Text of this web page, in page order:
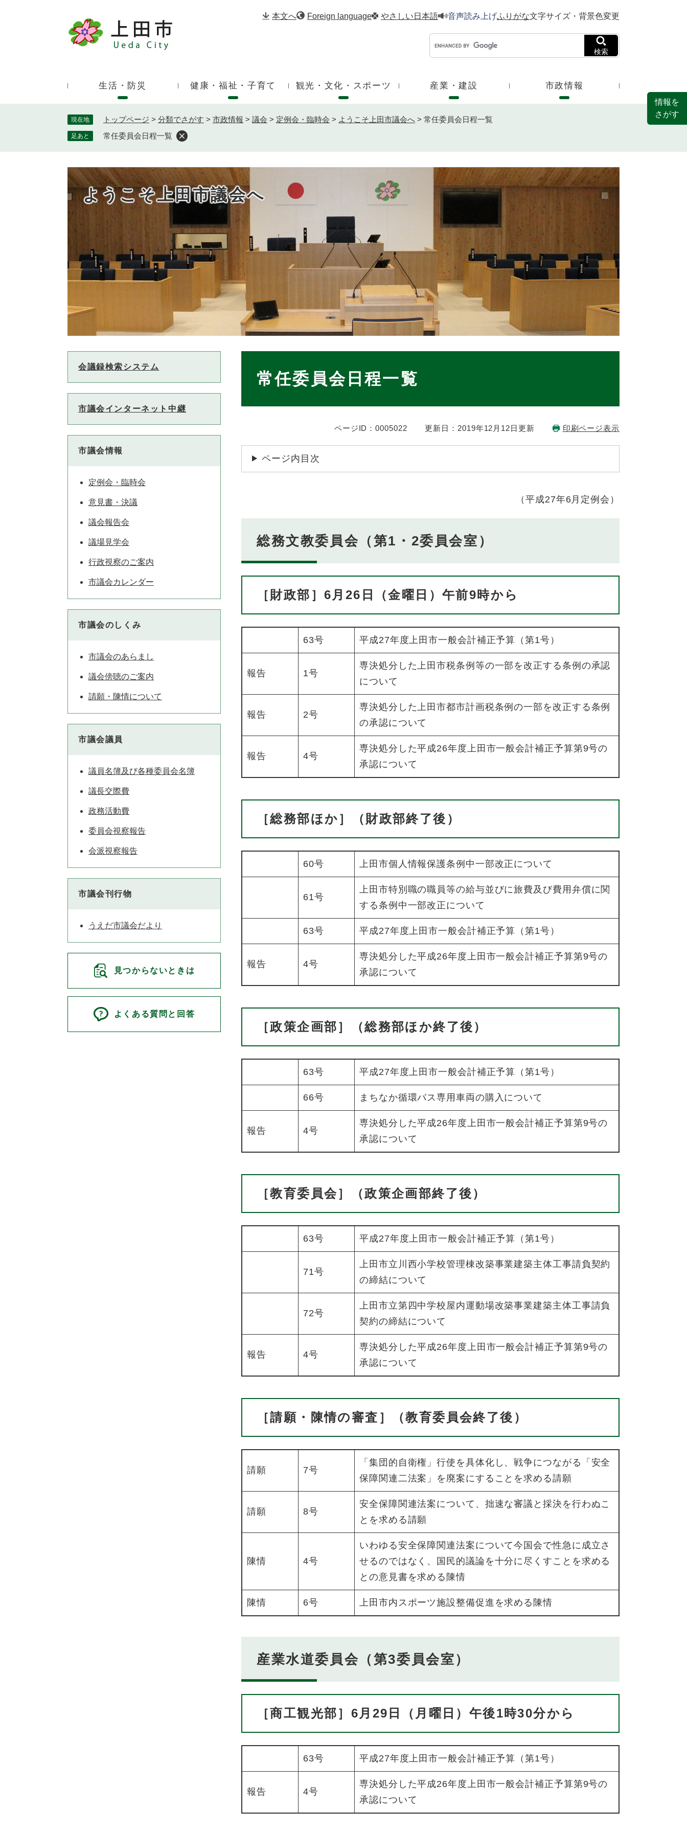
。
本文へ Foreign language やさしい日本語 音声読み上げふりがな文字サイズ・背景色変更
ド
検索
生活・防災 健康・福祉・子育て 観光・文化・スポーツ 産業・建設 市政情報
現在地 トップページ > 分類でさがす > 市政情報 > 議会 > 定例会・臨時会 > ようこそ上田市議会へ > 常任委員会日程一覧
足あと 常任委員会日程一覧
ようこそ上田市議会へ
常任委員会日程一覧
ページID：0005022 更新日：2019年12月12日更新 印刷ページ表示
ページ内目次
（平成27年6月定例会）
総務文教委員会（第1・2委員会室）
［財政部］6月26日（金曜日）午前9時から
63号 平成27年度上田市一般会計補正予算（第1号）
報告 1号
専決処分した上田市税条例等の一部を改正する条例の承認
について
報告 2号
専決処分した上田市都市計画税条例の一部を改正する条例
の承認について
報告 4号
専決処分した平成26年度上田市一般会計補正予算第9号の
承認について
［総務部ほか］（財政部終了後）
60号 上田市個人情報保護条例中一部改正について
61号
上田市特別職の職員等の給与並びに旅費及び費用弁償に関
する条例中一部改正について
63号 平成27年度上田市一般会計補正予算（第1号）
報告 4号
専決処分した平成26年度上田市一般会計補正予算第9号の
承認について
［政策企画部］（総務部ほか終了後）
63号 平成27年度上田市一般会計補正予算（第1号）
66号 まちなか循環バス専用車両の購入について
報告 4号
専決処分した平成26年度上田市一般会計補正予算第9号の
承認について
［教育委員会］（政策企画部終了後）
63号 平成27年度上田市一般会計補正予算（第1号）
71号
上田市立川西小学校管理棟改築事業建築主体工事請負契約
の締結について
72号
上田市立第四中学校屋内運動場改築事業建築主体工事請負
契約の締結について
報告 4号
専決処分した平成26年度上田市一般会計補正予算第9号の
承認について
［請願・陳情の審査］（教育委員会終了後）
請願 7号
「集団的自衛権」行使を具体化し、戦争につながる「安全
保障関連二法案」を廃案にすることを求める請願
請願 8号
安全保障関連法案について、拙速な審議と採決を行わぬこ
とを求める請願
陳情 4号
いわゆる安全保障関連法案について今国会で性急に成立さ
せるのではなく、国民的議論を十分に尽くすことを求める
との意見書を求める陳情
陳情 6号 上田市内スポーツ施設整備促進を求める陳情
産業水道委員会（第3委員会室）
［商工観光部］6月29日（月曜日）午後1時30分から
63号 平成27年度上田市一般会計補正予算（第1号）
報告 4号
専決処分した平成26年度上田市一般会計補正予算第9号の
承認について
会議録検索システム
市議会インターネット中継
市議会情報
定例会・臨時会
意見書・決議
議会報告会
議場見学会
行政視察のご案内
市議会カレンダー
市議会のしくみ
市議会のあらまし
議会傍聴のご案内
請願・陳情について
市議会議員
議員名簿及び各種委員会名簿
議長交際費
政務活動費
委員会視察報告
会派視察報告
市議会刊行物
うえだ市議会だより
見つからないときは
よくある質問と回答
情報を
さがす